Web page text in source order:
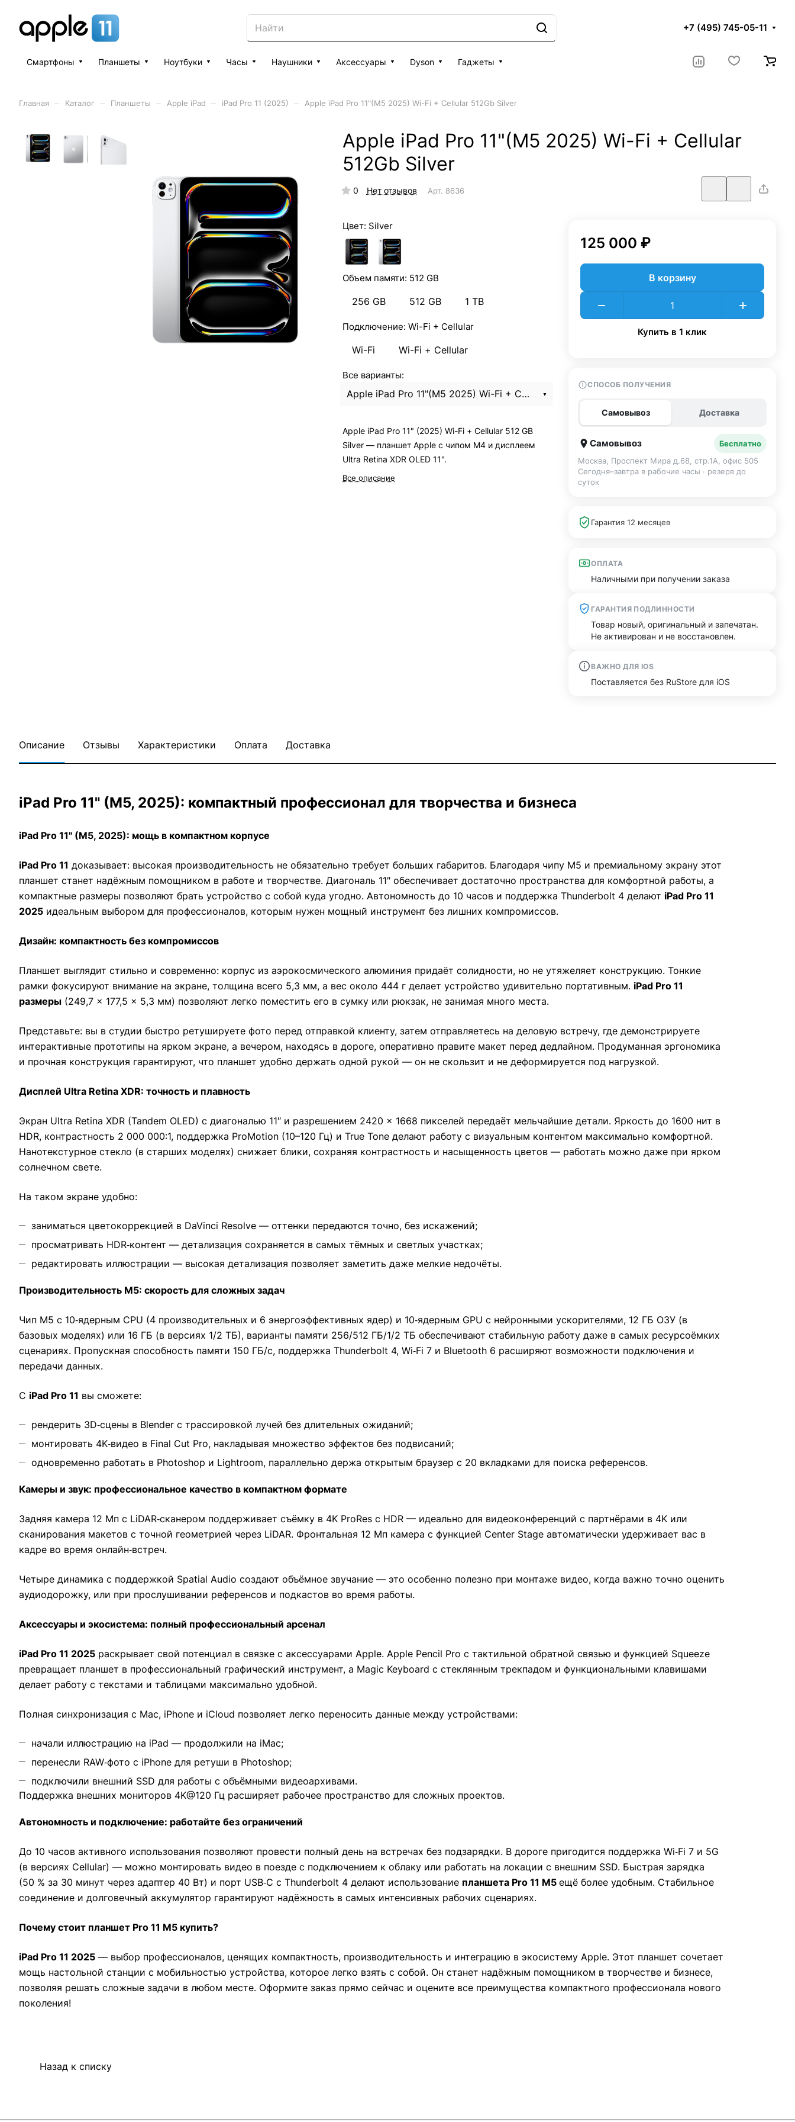
+7 (495) 745-05-11
Смартфоны Планшеты Ноутбуки Часы Наушники Аксессуары Dyson Гаджеты
Главная Каталог Планшеты Apple iPad iPad Pro 11 (2025) Apple iPad Pro 11"(M5 2025) Wi-Fi + Cellular 512Gb Silver
Apple iPad Pro 11"(M5 2025) Wi-Fi + Cellular
512Gb Silver
0 Нет отзывов Арт. 8636
Цвет: Silver
Объем памяти: 512 GB
256 GB 512 GB 1 TB
Подключение: Wi-Fi + Cellular
Wi-Fi Wi-Fi + Cellular
Все варианты:
Apple iPad Pro 11"(M5 2025) Wi-Fi + Cellular 512Gb Silver
Apple iPad Pro 11" (2025) Wi-Fi + Cellular 512 GB
Silver — планшет Apple с чипом M4 и дисплеем
Ultra Retina XDR OLED 11".
Все описание
125 000 ₽
В корзину
Купить в 1 клик
СПОСОБ ПОЛУЧЕНИЯ
Самовывоз Доставка
Самовывоз
Бесплатно
Москва, Проспект Мира д.68, стр.1А, офис 505
Сегодня–завтра в рабочие часы · резерв до
суток
Гарантия 12 месяцев
ОПЛАТА
Наличными при получении заказа
ГАРАНТИЯ ПОДЛИННОСТИ
Товар новый, оригинальный и запечатан.
Не активирован и не восстановлен.
ВАЖНО ДЛЯ IOS
Поставляется без RuStore для iOS
Описание Отзывы Характеристики Оплата Доставка
iPad Pro 11" (M5, 2025): компактный профессионал для творчества и бизнеса
iPad Pro 11" (M5, 2025): мощь в компактном корпусе
iPad Pro 11 доказывает: высокая производительность не обязательно требует больших габаритов. Благодаря чипу M5 и премиальному экрану этот
планшет станет надёжным помощником в работе и творчестве. Диагональ 11″ обеспечивает достаточно пространства для комфортной работы, а
компактные размеры позволяют брать устройство с собой куда угодно. Автономность до 10 часов и поддержка Thunderbolt 4 делают iPad Pro 11
2025 идеальным выбором для профессионалов, которым нужен мощный инструмент без лишних компромиссов.
Дизайн: компактность без компромиссов
Планшет выглядит стильно и современно: корпус из аэрокосмического алюминия придаёт солидности, но не утяжеляет конструкцию. Тонкие
рамки фокусируют внимание на экране, толщина всего 5,3 мм, а вес около 444 г делает устройство удивительно портативным. iPad Pro 11
размеры (249,7 × 177,5 × 5,3 мм) позволяют легко поместить его в сумку или рюкзак, не занимая много места.
Представьте: вы в студии быстро ретушируете фото перед отправкой клиенту, затем отправляетесь на деловую встречу, где демонстрируете
интерактивные прототипы на ярком экране, а вечером, находясь в дороге, оперативно правите макет перед дедлайном. Продуманная эргономика
и прочная конструкция гарантируют, что планшет удобно держать одной рукой — он не скользит и не деформируется под нагрузкой.
Дисплей Ultra Retina XDR: точность и плавность
Экран Ultra Retina XDR (Tandem OLED) с диагональю 11″ и разрешением 2420 × 1668 пикселей передаёт мельчайшие детали. Яркость до 1600 нит в
HDR, контрастность 2 000 000:1, поддержка ProMotion (10–120 Гц) и True Tone делают работу с визуальным контентом максимально комфортной.
Нанотекстурное стекло (в старших моделях) снижает блики, сохраняя контрастность и насыщенность цветов — работать можно даже при ярком
солнечном свете.
На таком экране удобно:
заниматься цветокоррекцией в DaVinci Resolve — оттенки передаются точно, без искажений;
просматривать HDR‑контент — детализация сохраняется в самых тёмных и светлых участках;
редактировать иллюстрации — высокая детализация позволяет заметить даже мелкие недочёты.
Производительность M5: скорость для сложных задач
Чип M5 с 10‑ядерным CPU (4 производительных и 6 энергоэффективных ядер) и 10‑ядерным GPU с нейронными ускорителями, 12 ГБ ОЗУ (в
базовых моделях) или 16 ГБ (в версиях 1/2 ТБ), варианты памяти 256/512 ГБ/1/2 ТБ обеспечивают стабильную работу даже в самых ресурсоёмких
сценариях. Пропускная способность памяти 150 ГБ/с, поддержка Thunderbolt 4, Wi‑Fi 7 и Bluetooth 6 расширяют возможности подключения и
передачи данных.
С iPad Pro 11 вы сможете:
рендерить 3D‑сцены в Blender с трассировкой лучей без длительных ожиданий;
монтировать 4K‑видео в Final Cut Pro, накладывая множество эффектов без подвисаний;
одновременно работать в Photoshop и Lightroom, параллельно держа открытым браузер с 20 вкладками для поиска референсов.
Камеры и звук: профессиональное качество в компактном формате
Задняя камера 12 Мп с LiDAR‑сканером поддерживает съёмку в 4K ProRes с HDR — идеально для видеоконференций с партнёрами в 4K или
сканирования макетов с точной геометрией через LiDAR. Фронтальная 12 Мп камера с функцией Center Stage автоматически удерживает вас в
кадре во время онлайн‑встреч.
Четыре динамика с поддержкой Spatial Audio создают объёмное звучание — это особенно полезно при монтаже видео, когда важно точно оценить
аудиодорожку, или при прослушивании референсов и подкастов во время работы.
Аксессуары и экосистема: полный профессиональный арсенал
iPad Pro 11 2025 раскрывает свой потенциал в связке с аксессуарами Apple. Apple Pencil Pro с тактильной обратной связью и функцией Squeeze
превращает планшет в профессиональный графический инструмент, а Magic Keyboard с стеклянным трекпадом и функциональными клавишами
делает работу с текстами и таблицами максимально удобной.
Полная синхронизация с Mac, iPhone и iCloud позволяет легко переносить данные между устройствами:
начали иллюстрацию на iPad — продолжили на iMac;
перенесли RAW‑фото с iPhone для ретуши в Photoshop;
подключили внешний SSD для работы с объёмными видеоархивами.
Поддержка внешних мониторов 4K@120 Гц расширяет рабочее пространство для сложных проектов.
Автономность и подключение: работайте без ограничений
До 10 часов активного использования позволяют провести полный день на встречах без подзарядки. В дороге пригодится поддержка Wi‑Fi 7 и 5G
(в версиях Cellular) — можно монтировать видео в поезде с подключением к облаку или работать на локации с внешним SSD. Быстрая зарядка
(50 % за 30 минут через адаптер 40 Вт) и порт USB‑C с Thunderbolt 4 делают использование планшета Pro 11 M5 ещё более удобным. Стабильное
соединение и долговечный аккумулятор гарантируют надёжность в самых интенсивных рабочих сценариях.
Почему стоит планшет Pro 11 M5 купить?
iPad Pro 11 2025 — выбор профессионалов, ценящих компактность, производительность и интеграцию в экосистему Apple. Этот планшет сочетает
мощь настольной станции с мобильностью устройства, которое легко взять с собой. Он станет надёжным помощником в творчестве и бизнесе,
позволяя решать сложные задачи в любом месте. Оформите заказ прямо сейчас и оцените все преимущества компактного профессионала нового
поколения!
Назад к списку